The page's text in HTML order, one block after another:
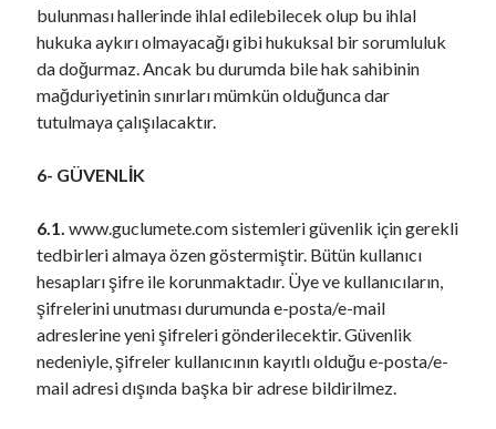
bulunması hallerinde ihlal edilebilecek olup bu ihlal
hukuka aykırı olmayacağı gibi hukuksal bir sorumluluk
da doğurmaz. Ancak bu durumda bile hak sahibinin
mağduriyetinin sınırları mümkün olduğunca dar
tutulmaya çalışılacaktır.
6- GÜVENLİK
6.1. www.guclumete.com sistemleri güvenlik için gerekli
tedbirleri almaya özen göstermiştir. Bütün kullanıcı
hesapları şifre ile korunmaktadır. Üye ve kullanıcıların,
şifrelerini unutması durumunda e-posta/e-mail
adreslerine yeni şifreleri gönderilecektir. Güvenlik
nedeniyle, şifreler kullanıcının kayıtlı olduğu e-posta/e-
mail adresi dışında başka bir adrese bildirilmez.